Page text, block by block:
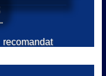
recomandat